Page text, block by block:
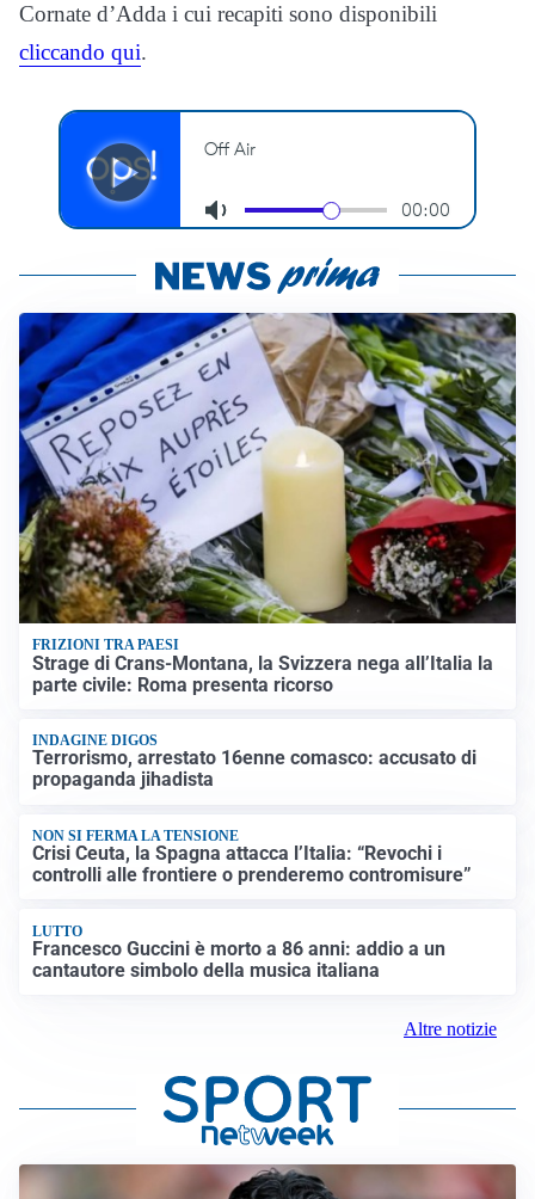
Cornate d’Adda i cui recapiti sono disponibili
cliccando qui.
FRIZIONI TRA PAESI
Strage di Crans-Montana, la Svizzera nega all’Italia la
parte civile: Roma presenta ricorso
INDAGINE DIGOS
Terrorismo, arrestato 16enne comasco: accusato di
propaganda jihadista
NON SI FERMA LA TENSIONE
Crisi Ceuta, la Spagna attacca l’Italia: “Revochi i
controlli alle frontiere o prenderemo contromisure”
LUTTO
Francesco Guccini è morto a 86 anni: addio a un
cantautore simbolo della musica italiana
Altre notizie